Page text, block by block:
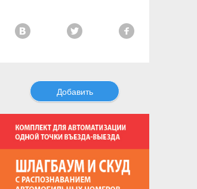
Добавить